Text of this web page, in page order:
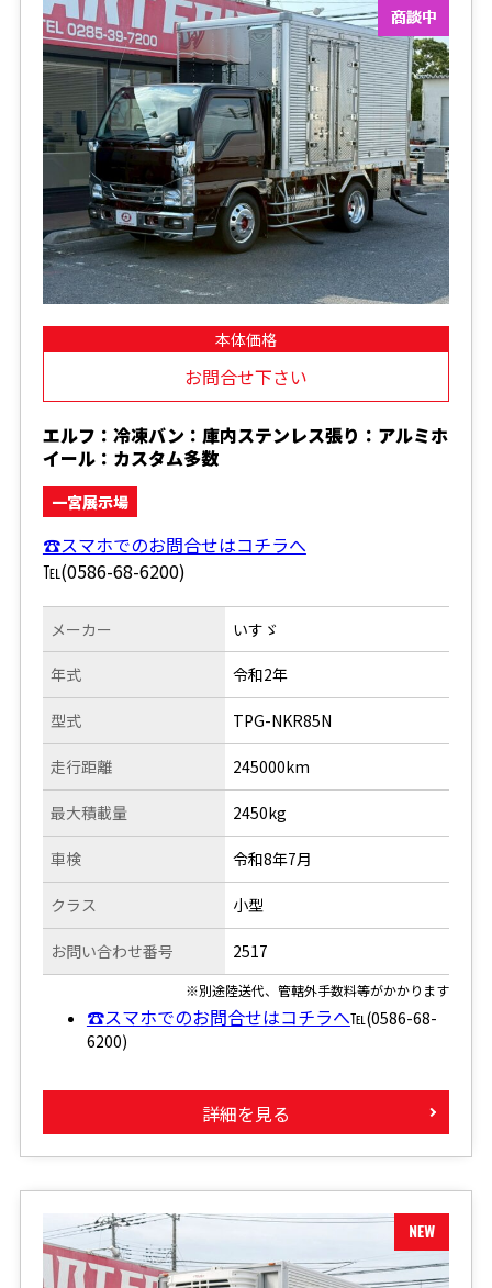
本体価格
お問合せ下さい
エルフ：冷凍バン：庫内ステンレス張り：アルミホ
イール：カスタム多数
一宮展示場
☎スマホでのお問合せはコチラへ
℡(0586-68-6200)
メーカー
年式
型式
走行距離
いすゞ
令和2年
TPG-NKR85N
245000km
最大積載量
車検
クラス
お問い合わせ番号
2450kg
令和8年7月
小型
2517
※別途陸送代、管轄外手数料等がかかります
☎スマホでのお問合せはコチラへ℡(0586-68-
6200)
詳細を見る